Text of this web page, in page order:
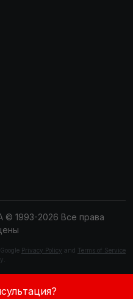
1993-2026 Все права
Privacy Policy and Terms of Service